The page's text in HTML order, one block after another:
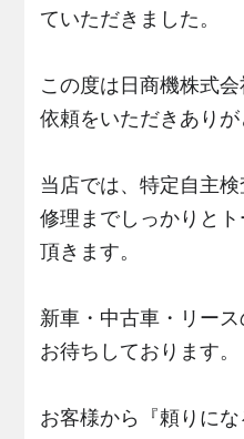
ていただきました。
この度は日商機株式
依頼をいただきありが
当店では、特定自主
修理までしっかりと
頂きます。
新車・中古車・リー
お待ちしております。
お客様から『頼りに